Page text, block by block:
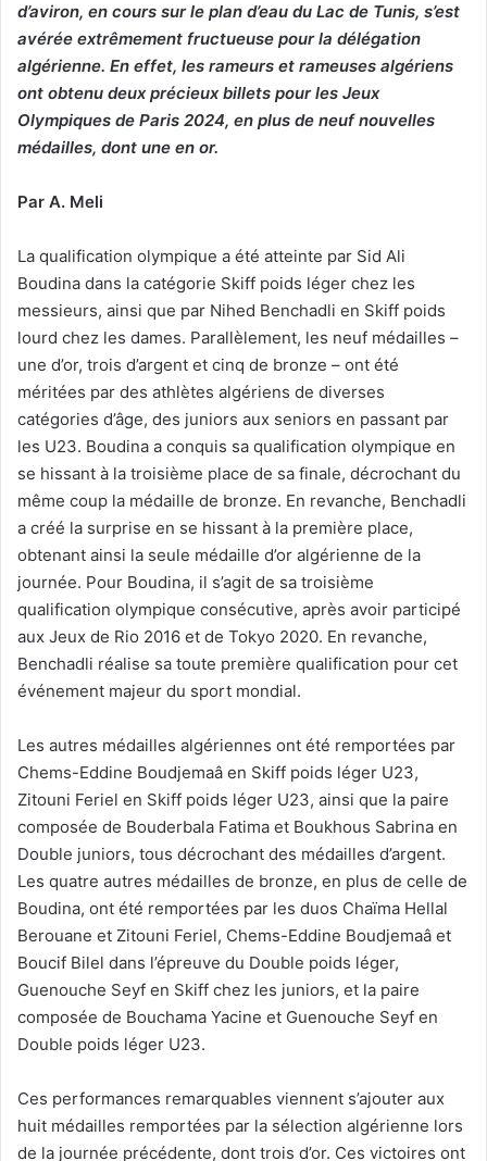
d’aviron, en cours sur le plan d’eau du Lac de Tunis, s’est
avérée extrêmement fructueuse pour la délégation
algérienne. En effet, les rameurs et rameuses algériens
ont obtenu deux précieux billets pour les Jeux
Olympiques de Paris 2024, en plus de neuf nouvelles
médailles, dont une en or.
Par A. Meli
La qualification olympique a été atteinte par Sid Ali
Boudina dans la catégorie Skiff poids léger chez les
messieurs, ainsi que par Nihed Benchadli en Skiff poids
lourd chez les dames. Parallèlement, les neuf médailles –
une d’or, trois d’argent et cinq de bronze – ont été
méritées par des athlètes algériens de diverses
catégories d’âge, des juniors aux seniors en passant par
les U23. Boudina a conquis sa qualification olympique en
se hissant à la troisième place de sa finale, décrochant du
même coup la médaille de bronze. En revanche, Benchadli
a créé la surprise en se hissant à la première place,
obtenant ainsi la seule médaille d’or algérienne de la
journée. Pour Boudina, il s’agit de sa troisième
qualification olympique consécutive, après avoir participé
aux Jeux de Rio 2016 et de Tokyo 2020. En revanche,
Benchadli réalise sa toute première qualification pour cet
événement majeur du sport mondial.
Les autres médailles algériennes ont été remportées par
Chems-Eddine Boudjemaâ en Skiff poids léger U23,
Zitouni Feriel en Skiff poids léger U23, ainsi que la paire
composée de Bouderbala Fatima et Boukhous Sabrina en
Double juniors, tous décrochant des médailles d’argent.
Les quatre autres médailles de bronze, en plus de celle de
Boudina, ont été remportées par les duos Chaïma Hellal
Berouane et Zitouni Feriel, Chems-Eddine Boudjemaâ et
Boucif Bilel dans l’épreuve du Double poids léger,
Guenouche Seyf en Skiff chez les juniors, et la paire
composée de Bouchama Yacine et Guenouche Seyf en
Double poids léger U23.
Ces performances remarquables viennent s’ajouter aux
huit médailles remportées par la sélection algérienne lors
de la journée précédente, dont trois d’or. Ces victoires ont